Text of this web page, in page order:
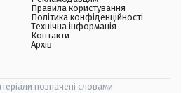
Правила користування
Політика конфіденційності
Технічна інформація
Контакти
Архів
позначені словами